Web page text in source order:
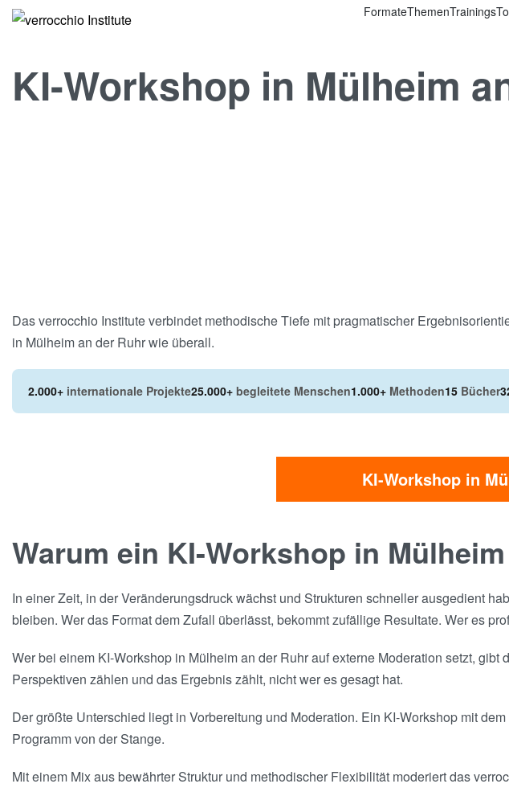
FormateThemenTrainings
KI-Workshop in Mülheim
Das verrocchio Institute verbindet methodische Tiefe mit pragmatischer
in Mülheim an der Ruhr wie überall.
2.000+ internationale Projekte25.000+ begleitete Menschen1.000+ Methoden15 Bücher
KI-Workshop in
Warum ein KI-Workshop in
In einer Zeit, in der Veränderungsdruck wächst und Strukturen schneller ausgedient
bleiben. Wer das Format dem Zufall überlässt, bekommt zufällige Resultate. Wer es
Wer bei einem KI-Workshop in Mülheim an der Ruhr auf externe Moderation setzt,
Perspektiven zählen und das Ergebnis zählt, nicht wer es gesagt hat.
Der größte Unterschied liegt in Vorbereitung und Moderation. Ein KI-Workshop mit
Programm von der Stange.
Mit einem Mix aus bewährter Struktur und methodischer Flexibilität moderiert das